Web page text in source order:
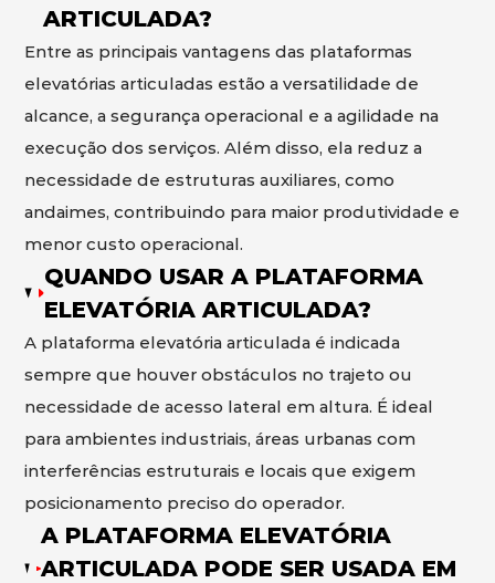
ARTICULADA?
Entre as principais vantagens das plataformas
elevatórias articuladas estão a versatilidade de
alcance, a segurança operacional e a agilidade na
execução dos serviços. Além disso, ela reduz a
necessidade de estruturas auxiliares, como
andaimes, contribuindo para maior produtividade e
menor custo operacional.
QUANDO USAR A PLATAFORMA
ELEVATÓRIA ARTICULADA?
A plataforma elevatória articulada é indicada
sempre que houver obstáculos no trajeto ou
necessidade de acesso lateral em altura. É ideal
para ambientes industriais, áreas urbanas com
interferências estruturais e locais que exigem
posicionamento preciso do operador.
A PLATAFORMA ELEVATÓRIA
ARTICULADA PODE SER USADA EM